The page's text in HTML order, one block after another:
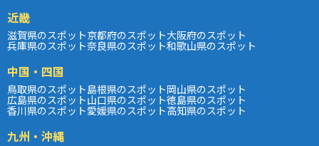
近畿
滋賀県のスポット京都府のスポット大阪府のスポット
兵庫県のスポット奈良県のスポット和歌山県のスポット
中国・四国
鳥取県のスポット島根県のスポット岡山県のスポット
広島県のスポット山口県のスポット徳島県のスポット
香川県のスポット愛媛県のスポット高知県のスポット
九州・沖縄